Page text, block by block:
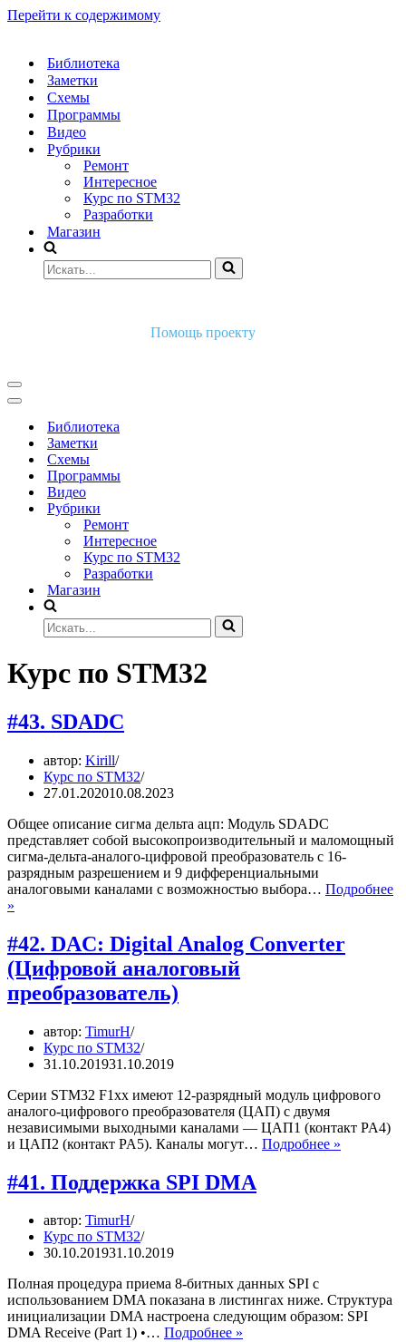
Перейти к содержимому
Библиотека
Заметки
Схемы
Программы
Видео
Рубрики
Ремонт
Интересное
Курс по STM32
Разработки
Магазин
Искать...
Помощь проекту
Меню
навигации
Меню
навигацииБиблиотека
Заметки
Схемы
Программы
Видео
Рубрики
Ремонт
Интересное
Курс по STM32
Разработки
Магазин
Искать...
Курс по STM32
#43. SDADC
автор: Kirill
Курс по STM32
27.01.202010.08.2023
Общее описание сигма дельта ацп: Модуль SDADC
представляет собой высокопроизводительный и маломощный
сигма-дельта-аналого-цифровой преобразователь с 16-
разрядным разрешением и 9 дифференциальными
аналоговыми каналами с возможностью выбора… Подробнее
»
#42. DAC: Digital Analog Converter
(Цифровой аналоговый
преобразователь)
автор: TimurH
Курс по STM32
31.10.201931.10.2019
Серии STM32 F1xx имеют 12-разрядный модуль цифрового
аналого-цифрового преобразователя (ЦАП) с двумя
независимыми выходными каналами — ЦАП1 (контакт PA4)
и ЦАП2 (контакт PA5). Каналы могут… Подробнее »
#41. Поддержка SPI DMA
автор: TimurH
Курс по STM32
30.10.201931.10.2019
Полная процедура приема 8-битных данных SPI с
использованием DMA показана в листингах ниже. Структура
инициализации DMA настроена следующим образом: SPI
DMA Receive (Part 1) •… Подробнее »